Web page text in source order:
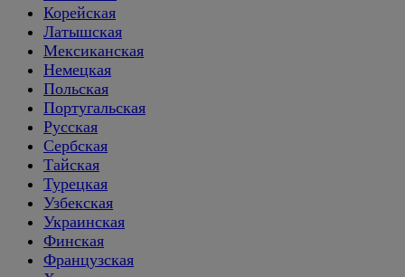
Корейская
Латышская
Мексиканская
Немецкая
Польская
Португальская
Русская
Сербская
Тайская
Турецкая
Узбекская
Украинская
Финская
Французская